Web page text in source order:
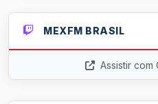
MEXFM BRASIL
Assistir com